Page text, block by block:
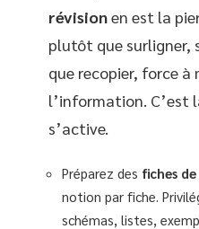
révisionen est la
plutôt que surligner,
que recopier, force
l’information. C’est
s’active.
Préparez des fiches
notion par fiche.
schémas, listes,